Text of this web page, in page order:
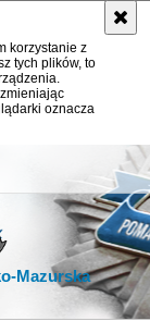
korzystanie z
tych plików, to
oznacza
Mazurska